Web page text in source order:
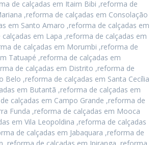
de calçadas em Itaim Bibi ,reforma de
,reforma de calçadas em Consolação
em Santo Amaro ,reforma de calçadas em
em Lapa ,reforma de calçadas em
de calçadas em Morumbi ,reforma de
Tatuapé ,reforma de calçadas em
de calçadas em Distrito ,reforma de
Belo ,reforma de calçadas em Santa Cecília
em Butantã ,reforma de calçadas em
calçadas em Campo Grande ,reforma de
Funda ,reforma de calçadas em Mooca
em Vila Leopoldina ,reforma de calçadas
de calçadas em Jabaquara ,reforma de
,reforma de calçadas em Ipiranga ,reforma